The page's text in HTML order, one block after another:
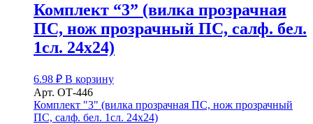
Комплект “3” (вилка прозрачная
ПС, нож прозрачный ПС, салф. бел.
1сл. 24х24)
6.98 ₽ В корзину
Арт. ОТ-446
Комплект "3" (вилка прозрачная ПС, нож прозрачный
ПС, салф. бел. 1сл. 24х24)